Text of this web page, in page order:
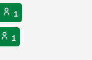
1
1